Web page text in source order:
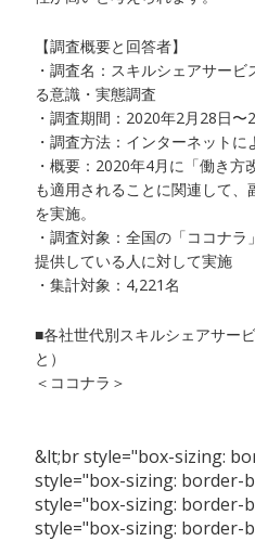
【調査概要と回答者】
・調査名：スキルシェアサー
る意識・実態調査
・調査期間：2020年2月28日〜
・調査方法：インターネットに
・概要：2020年4月に「働き
も適用されることに関連して
を実施。
・調査対象：全国の「ココナ
提供している人に対して実施
・集計対象：4,221名
■各社世代別スキルシェアサー
と）
＜ココナラ＞
&lt;br style="box-sizing:
style="box-sizing: border-
style="box-sizing: border-
style="box-sizing: border-